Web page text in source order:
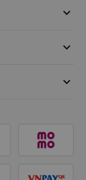
keyboard_arrow_down
keyboard_arrow_down
keyboard_arrow_down